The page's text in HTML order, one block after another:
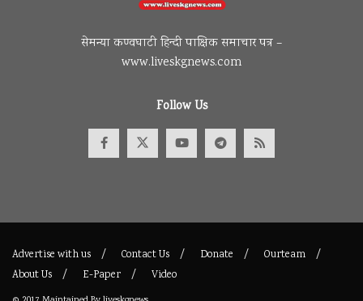
सेमन्या कण्वघाटी हिन्दी पाक्षिक समाचार पत्र –
www.liveskgnews.com
Follow Us
Advertise with us Contact Us Donate
Ourteam
About Us
E-Paper Video